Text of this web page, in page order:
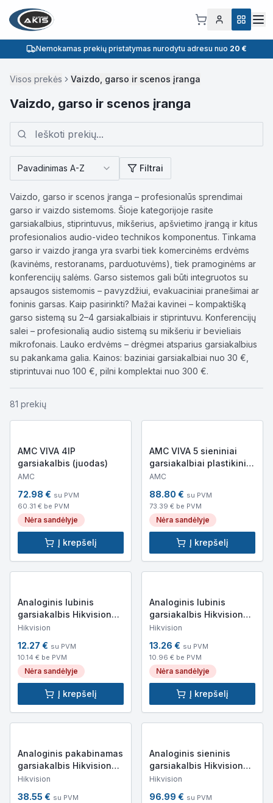
Nemokamas prekių pristatymas nurodytu adresu nuo 20 €
Visos prekės Vaizdo, garso ir scenos įranga
Vaizdo, garso ir scenos įranga
Pavadinimas A-Z Filtrai
Vaizdo, garso ir scenos įranga – profesionalūs sprendimai
garso ir vaizdo sistemoms. Šioje kategorijoje rasite
garsiakalbius, stiprintuvus, mikšerius, apšvietimo įrangą ir kitus
profesionalios audio-video technikos komponentus. Tinkama
garso ir vaizdo įranga yra svarbi tiek komercinėms erdvėms
(kavinėms, restoranams, parduotuvėms), tiek pramoginėms ar
konferencijų salėms. Garso sistemos gali būti integruotos su
apsaugos sistemomis – pavyzdžiui, evakuaciniai pranešimai ar
foninis garsas. Kaip pasirinkti? Mažai kavinei – kompaktišką
garso sistemą su 2–4 garsiakalbiais ir stiprintuvu. Konferencijų
salei – profesionalią audio sistemą su mikšeriu ir bevieliais
mikrofonais. Lauko erdvėms – drėgmei atsparius garsiakalbius
su pakankama galia. Kainos: baziniai garsiakalbiai nuo 30 €,
stiprintuvai nuo 100 €, pilni komplektai nuo 300 €.
81 prekių
AMC VIVA 4IP
garsiakalbis (juodas)
AMC
72.98 € su PVM
60.31 € be PVM
Nėra sandėlyje
Į krepšelį
AMC VIVA 5 sieniniai
garsiakalbiai plastikiniu
korpusu
AMC
88.80 € su PVM
73.39 € be PVM
Nėra sandėlyje
Į krepšelį
Analoginis lubinis
garsiakalbis Hikvision
DS-QAE0203G1-V (3W,
Hikvision
12.27 € su PVM
10.14 € be PVM
Nėra sandėlyje
Į krepšelį
Analoginis lubinis
garsiakalbis Hikvision
DS-QAE0206G1-V (6W,
Hikvision
13.26 € su PVM
10.96 € be PVM
Nėra sandėlyje
Į krepšelį
Analoginis pakabinamas
garsiakalbis Hikvision
DS-QAE0120G1R (20W,
Hikvision
38.55 € su PVM
Analoginis sieninis
garsiakalbis Hikvision
DS-QAE0420G1-V (20W,
Hikvision
96.99 € su PVM